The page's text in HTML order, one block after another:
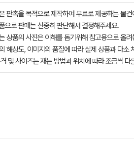
판촉을 목적으로 제작하여 무료로 제공하는 물건
으로 판매는 신중히 판단해서 결정해주세요.
상품의 사진은 이해를 돕기위해 참고용으로 올려
해상도, 이미지의 품질에 따라 실제 상품과 다소
및 사이즈는 재는 방법과 위치에 따라 조금씩